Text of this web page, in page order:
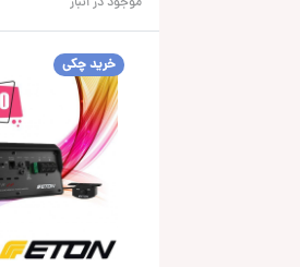
خرید چکی